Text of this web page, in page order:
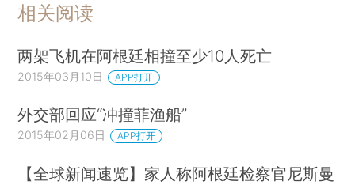
相关阅读
两架飞机在阿根廷相撞至少10人死亡
2015年03月10日 APP打开
外交部回应“冲撞菲渔船”
2015年02月06日 APP打开
【全球新闻速览】家人称阿根廷检察官尼斯曼